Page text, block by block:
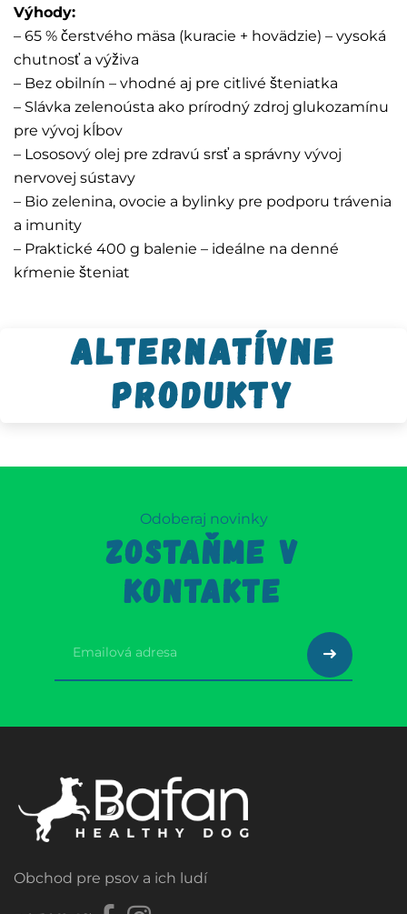
Výhody:
– 65 % čerstvého mäsa (kuracie + hovädzie) – vysoká
chutnosť a výživa
– Bez obilnín – vhodné aj pre citlivé šteniatka
– Slávka zelenoústa ako prírodný zdroj glukozamínu
pre vývoj kĺbov
– Lososový olej pre zdravú srsť a správny vývoj
nervovej sústavy
– Bio zelenina, ovocie a bylinky pre podporu trávenia
a imunity
– Praktické 400 g balenie – ideálne na denné
kŕmenie šteniat
Alternatívne
produkty
Odoberaj novinky
ZOSTAŇME V
KONTAKTE
Obchod pre psov a ich ludí